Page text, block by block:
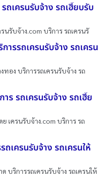
ถเครนรับจ้าง รถเฮี๊ยบรับ
นรับจ้าง.com บริการ รถเครนรั
ารรถเครนรับจ้าง รถเครน
ทอง บริการรถเครนรับจ้าง รถ
ร รถเครนรับจ้าง รถเฮี๊ย
เครนรับจ้าง.com บริการ รถ
ถเครนรับจ้าง รถเครนให้
บริการรถเครนรับจ้าง รถเครนให้